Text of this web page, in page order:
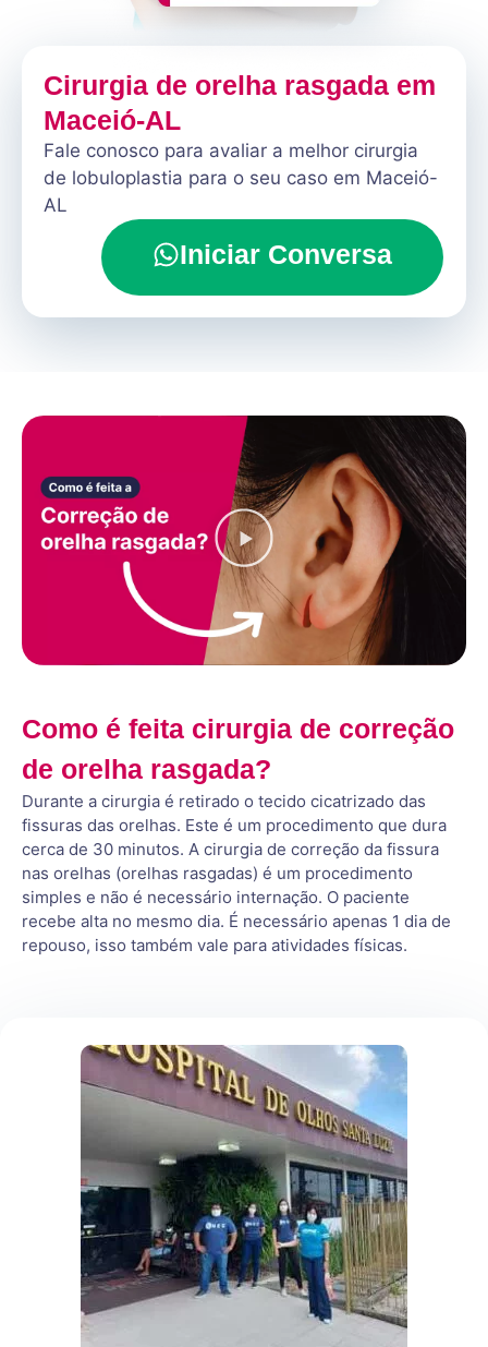
Cirurgia de orelha rasgada em
Maceió-AL
Fale conosco para avaliar a melhor cirurgia
de lobuloplastia para o seu caso em Maceió-
AL
Iniciar Conversa
Como é feita cirurgia de correção
de orelha rasgada?
Durante a cirurgia é retirado o tecido cicatrizado das
fissuras das orelhas. Este é um procedimento que dura
cerca de 30 minutos. A cirurgia de correção da fissura
nas orelhas (orelhas rasgadas) é um procedimento
simples e não é necessário internação. O paciente
recebe alta no mesmo dia. É necessário apenas 1 dia de
repouso, isso também vale para atividades físicas.